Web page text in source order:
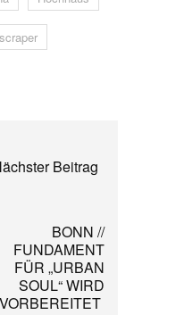
Beitrag
BONN //
FUNDAMENT
FÜR „URBAN
SOUL“ WIRD
VORBEREITET